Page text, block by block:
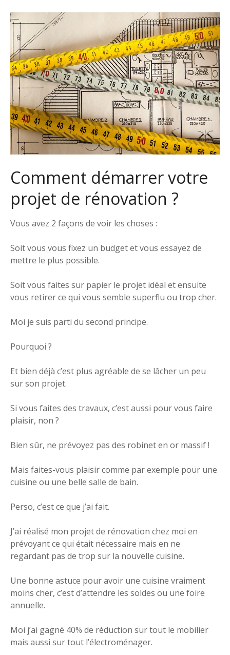
Comment démarrer votre
projet de rénovation ?
Vous avez 2 façons de voir les choses :
Soit vous vous fixez un budget et vous essayez de
mettre le plus possible.
Soit vous faites sur papier le projet idéal et ensuite
vous retirer ce qui vous semble superflu ou trop cher.
Moi je suis parti du second principe.
Pourquoi ?
Et bien déjà c’est plus agréable de se lâcher un peu
sur son projet.
Si vous faites des travaux, c’est aussi pour vous faire
plaisir, non ?
Bien sûr, ne prévoyez pas des robinet en or massif !
Mais faites-vous plaisir comme par exemple pour une
cuisine ou une belle salle de bain.
Perso, c’est ce que j’ai fait.
J’ai réalisé mon projet de rénovation chez moi en
prévoyant ce qui était nécessaire mais en ne
regardant pas de trop sur la nouvelle cuisine.
Une bonne astuce pour avoir une cuisine vraiment
moins cher, c’est d’attendre les soldes ou une foire
annuelle.
Moi j’ai gagné 40% de réduction sur tout le mobilier
mais aussi sur tout l’électroménager.